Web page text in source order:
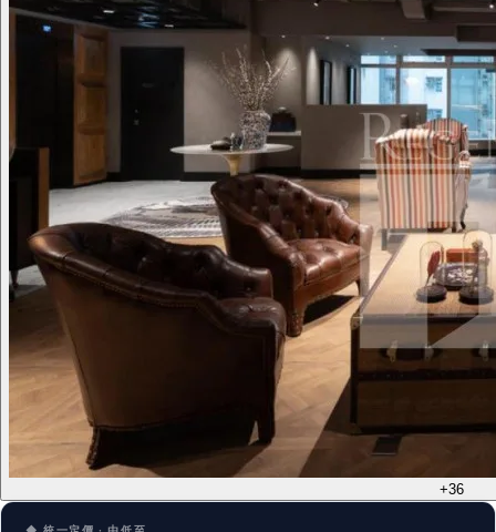
+36